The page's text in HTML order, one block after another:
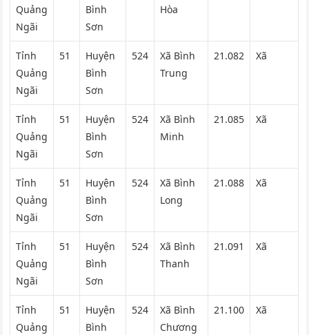
Quảng
Ngãi
Bình
Sơn
Hòa
Tỉnh
Quảng
Ngãi
51
Huyện
Bình
Sơn
524
Xã Bình
Trung
21.082 Xã
Tỉnh
Quảng
Ngãi
51
Huyện
Bình
Sơn
524
Xã Bình
Minh
21.085 Xã
Tỉnh
Quảng
Ngãi
51
Huyện
Bình
Sơn
524
Xã Bình
Long
21.088 Xã
Tỉnh
Quảng
Ngãi
51
Huyện
Bình
Sơn
524
Xã Bình
Thanh
21.091 Xã
Tỉnh
Quảng
51
Huyện
Bình
524
Xã Bình
Chương
21.100 Xã